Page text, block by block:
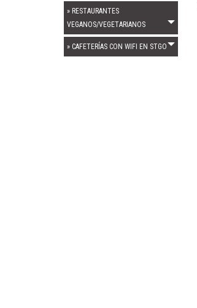
» RESTAURANTES
VEGANOS/VEGETARIANOS
» CAFETERÍAS CON WIFI EN STGO